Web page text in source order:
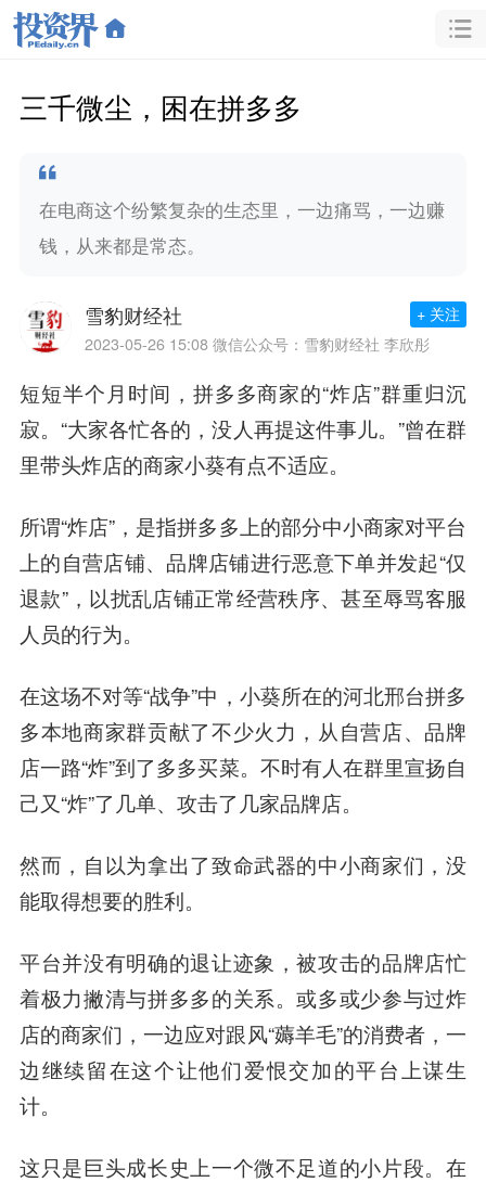
三千微尘，困在拼多多
在电商这个纷繁复杂的生态里，一边痛骂，一边赚
钱，从来都是常态。
雪豹财经社
2023-05-26 15:08 微信公众号：雪豹财经社 李欣彤
+ 关注
短短半个月时间，拼多多商家的“炸店”群重归沉
寂。“大家各忙各的，没人再提这件事儿。”曾在群
里带头炸店的商家小葵有点不适应。
所谓“炸店”，是指拼多多上的部分中小商家对平台
上的自营店铺、品牌店铺进行恶意下单并发起“仅
退款”，以扰乱店铺正常经营秩序、甚至辱骂客服
人员的行为。
在这场不对等“战争”中，小葵所在的河北邢台拼多
多本地商家群贡献了不少火力，从自营店、品牌
店一路“炸”到了多多买菜。不时有人在群里宣扬自
己又“炸”了几单、攻击了几家品牌店。
然而，自以为拿出了致命武器的中小商家们，没
能取得想要的胜利。
平台并没有明确的退让迹象，被攻击的品牌店忙
着极力撇清与拼多多的关系。或多或少参与过炸
店的商家们，一边应对跟风“薅羊毛”的消费者，一
边继续留在这个让他们爱恨交加的平台上谋生
计。
这只是巨头成长史上一个微不足道的小片段。在